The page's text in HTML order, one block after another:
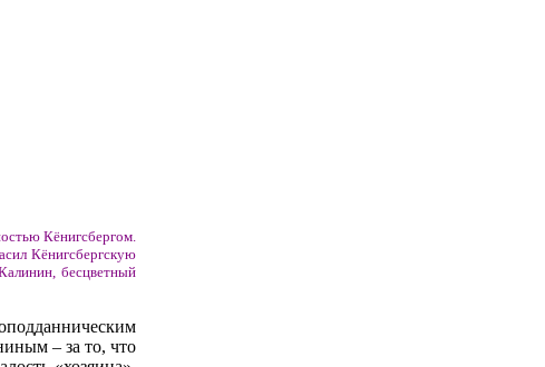
Кёнигсбергом.
Кёнигсбергскую
бесцветный
– за то, что